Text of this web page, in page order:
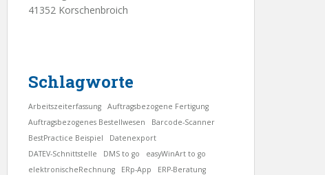
41352 Korschenbroich
Schlagworte
Arbeitszeiterfassung
Auftragsbezogene Fertigung
Auftragsbezogenes Bestellwesen
Barcode-Scanner
BestPractice Beispiel
Datenexport
DATEV-Schnittstelle
DMS to go
easyWinArt to go
elektronischeRechnung
ERp-App
ERP-Beratung